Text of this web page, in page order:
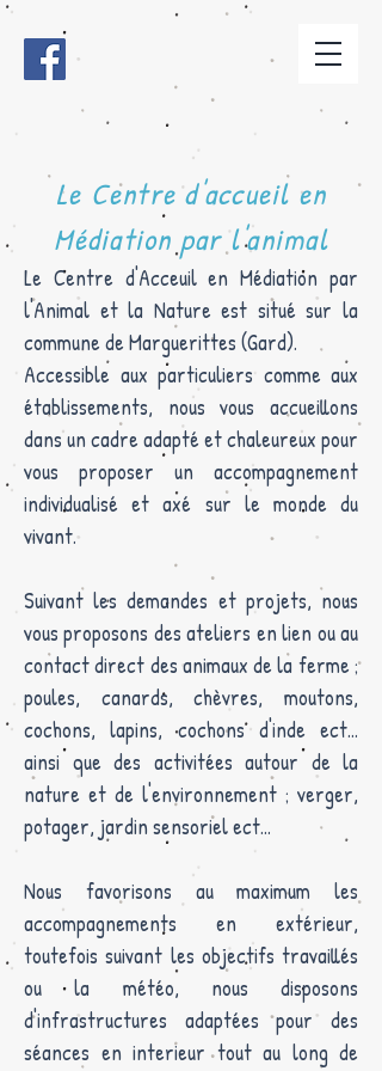
Le Centre d'accueil en
Médiation par l'animal
Le Centre d'Acceuil en Médiation par
l'Animal et la Nature est situé sur la
commune de Marguerittes (Gard).
Accessible aux particuliers comme aux
établissements, nous vous accueillons
dans un cadre adapté et chaleureux pour
vous proposer un accompagnement
individualisé et axé sur le monde du
vivant.
Suivant les demandes et projets, nous
vous proposons des ateliers en lien ou au
contact direct des animaux de la ferme ;
poules, canards, chèvres, moutons,
cochons, lapins, cochons d'inde ect...
ainsi que des activitées autour de la
nature et de l'environnement ; verger,
potager, jardin sensoriel ect...
Nous favorisons au maximum les
accompagnements en extérieur,
toutefois suivant les objectifs travaillés
ou la météo, nous disposons
d'infrastructures adaptées pour des
séances en interieur tout au long de